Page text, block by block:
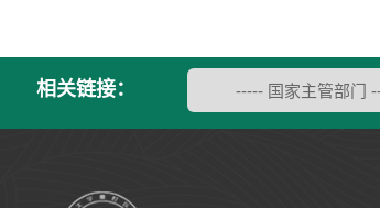
相关链接：